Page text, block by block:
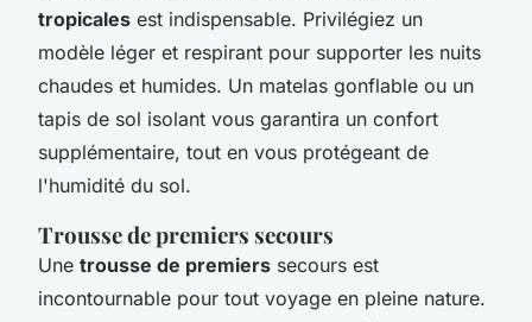
tropicales est indispensable. Privilégiez un
modèle léger et respirant pour supporter les nuits
chaudes et humides. Un matelas gonflable ou un
tapis de sol isolant vous garantira un confort
supplémentaire, tout en vous protégeant de
l'humidité du sol.
Trousse de premiers secours
Une trousse de premiers secours est
incontournable pour tout voyage en pleine nature.